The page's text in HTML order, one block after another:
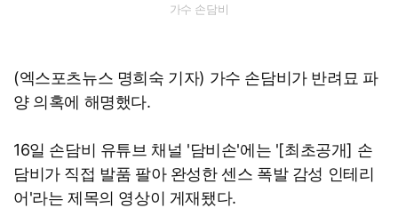
가수 손담비
(엑스포츠뉴스 명희숙 기자) 가수 손담비가 반려묘 파
양 의혹에 해명했다.
16일 손담비 유튜브 채널 '담비손'에는 '[최초공개] 손
담비가 직접 발품 팔아 완성한 센스 폭발 감성 인테리
어'라는 제목의 영상이 게재됐다.